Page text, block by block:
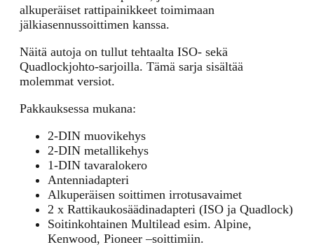
alkuperäiset rattipainikkeet toimimaan
jälkiasennussoittimen kanssa.
Näitä autoja on tullut tehtaalta ISO- sekä
Quadlockjohto-sarjoilla. Tämä sarja sisältää
molemmat versiot.
Pakkauksessa mukana:
2-DIN muovikehys
2-DIN metallikehys
1-DIN tavaralokero
Antenniadapteri
Alkuperäisen soittimen irrotusavaimet
2 x Rattikaukosäädinadapteri (ISO ja Quadlock)
Soitinkohtainen Multilead esim. Alpine,
Kenwood, Pioneer –soittimiin.